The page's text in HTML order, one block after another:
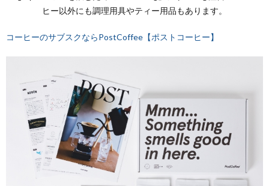
ヒー以外にも調理用具やティー用品もあります。
コーヒーのサブスクならPostCoffee【ポストコーヒー】